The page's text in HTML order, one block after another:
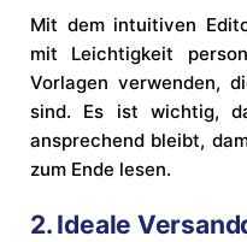
Mit dem intuitiven
mit Leichtigkeit
Vorlagen verwenden,
sind. Es ist wichtig,
ansprechend bleibt,
zum Ende lesen.
2. Ideale